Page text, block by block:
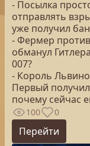
- Посылка
отправлять
уже получил
- Фермер
обманул
007?
- Король
Первый
почему сейчас
100 0
Перейти